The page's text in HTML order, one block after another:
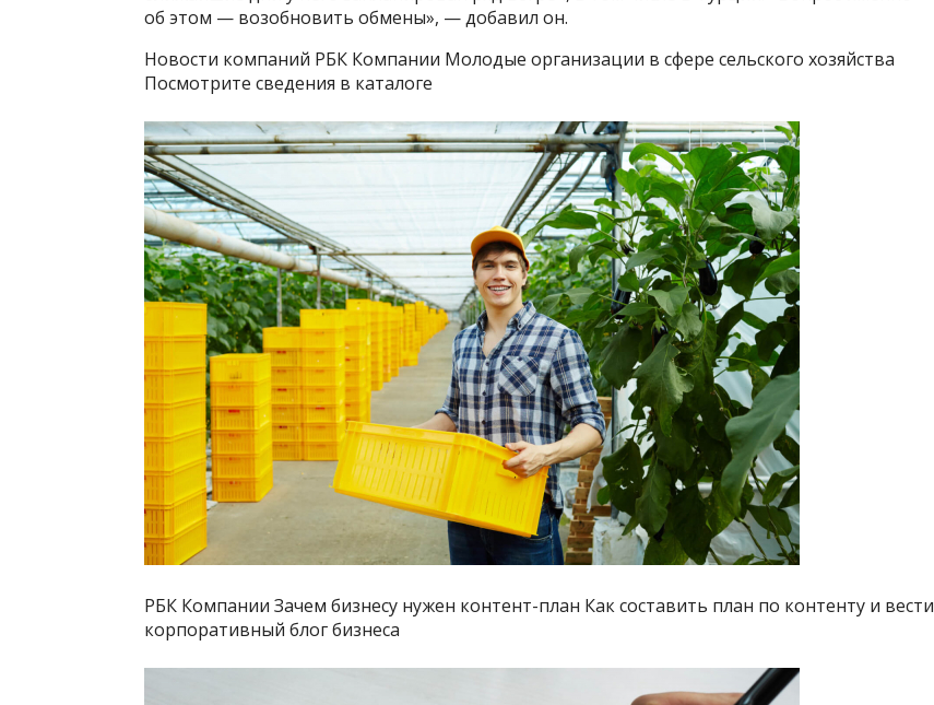
об этом — возобновить обмены», — добавил он.
Новости компаний РБК Компании Молодые организации в сфере сельского хозяйства
Посмотрите сведения в каталоге
РБК Компании Зачем бизнесу нужен контент-план Как составить план по контенту и вести
корпоративный блог бизнеса